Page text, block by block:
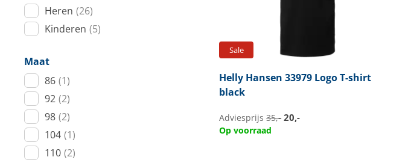
Sale
Helly Hansen 33979 Logo T-shirt
black
Adviesprijs35,- 20,-
Op voorraad
Heren (26)
Kinderen (5)
Maat
86 (1)
92 (2)
98 (2)
104 (1)
110 (2)